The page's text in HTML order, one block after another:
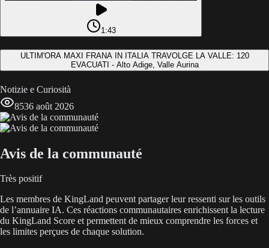
1:43
ULTIM'ORA MAXI FRANA IN ITALIA TRAVOLGE LA VALLE: 120
EVACUATI - Alto Adige, Valle Aurina
Notizie e Curiosità
8536 août 2026
Avis de la communauté
Très positif
Les membres de KingLand peuvent partager leur ressenti sur les outils
de l’annuaire IA. Ces réactions communautaires enrichissent la lecture
du KingLand Score et permettent de mieux comprendre les forces et
les limites perçues de chaque solution.